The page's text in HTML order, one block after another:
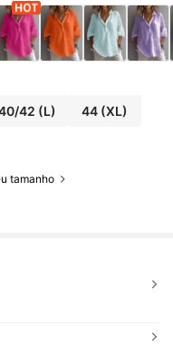
42 (L) 44 (XL)
tamanho